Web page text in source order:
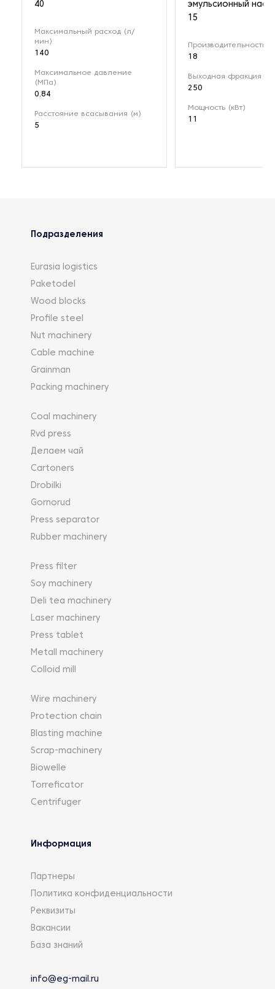
40
Максимальный расход (л/
мин)
140
Максимальное давление
(МПа)
0.84
Расстояние всасывания (м)
5
эмульсионный
15
Производительность
18
Выходная фракция
250
Мощность (кВт)
Подразделения
Eurasia logistics
Paketodel
Wood blocks
Profile steel
Nut machinery
Cable machine
Grainman
Packing machinery
Coal machinery
Rvd press
Делаем чай
Cartoners
Drobilki
Gornorud
Press separator
Rubber machinery
Press filter
Soy machinery
Deli tea machinery
Laser machinery
Press tablet
Metall machinery
Colloid mill
Wire machinery
Protection chain
Blasting machine
Scrap-machinery
Biowelle
Torreficator
Centrifuger
Информация
Партнеры
Политика конфиденциальности
Реквизиты
Вакансии
База знаний
info@eg-mail.ru